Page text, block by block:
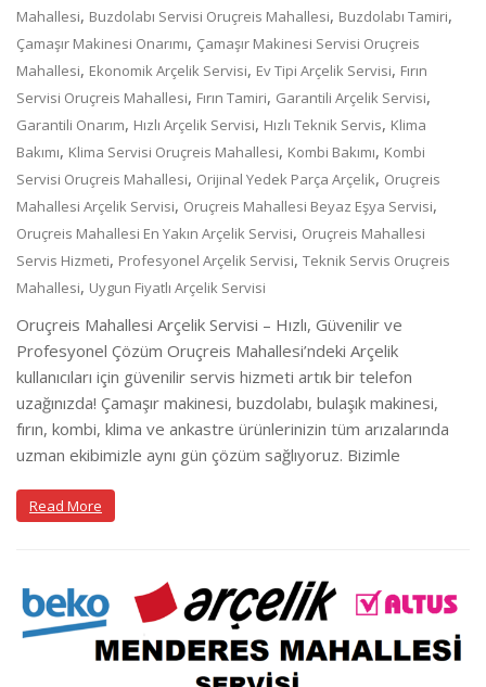
Mahallesi, Buzdolabı Servisi Oruçreis Mahallesi, Buzdolabı Tamiri,
Çamaşır Makinesi Onarımı, Çamaşır Makinesi Servisi Oruçreis
Mahallesi, Ekonomik Arçelik Servisi, Ev Tipi Arçelik Servisi, Fırın
Servisi Oruçreis Mahallesi, Fırın Tamiri, Garantili Arçelik Servisi,
Garantili Onarım, Hızlı Arçelik Servisi, Hızlı Teknik Servis, Klima
Bakımı, Klima Servisi Oruçreis Mahallesi, Kombi Bakımı, Kombi
Servisi Oruçreis Mahallesi, Orijinal Yedek Parça Arçelik, Oruçreis
Mahallesi Arçelik Servisi, Oruçreis Mahallesi Beyaz Eşya Servisi,
Oruçreis Mahallesi En Yakın Arçelik Servisi, Oruçreis Mahallesi
Servis Hizmeti, Profesyonel Arçelik Servisi, Teknik Servis Oruçreis
Mahallesi, Uygun Fiyatlı Arçelik Servisi
Oruçreis Mahallesi Arçelik Servisi – Hızlı, Güvenilir ve
Profesyonel Çözüm Oruçreis Mahallesi’ndeki Arçelik
kullanıcıları için güvenilir servis hizmeti artık bir telefon
uzağınızda! Çamaşır makinesi, buzdolabı, bulaşık makinesi,
fırın, kombi, klima ve ankastre ürünlerinizin tüm arızalarında
uzman ekibimizle aynı gün çözüm sağlıyoruz. Bizimle
Read More